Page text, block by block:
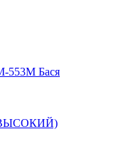
553М Бася